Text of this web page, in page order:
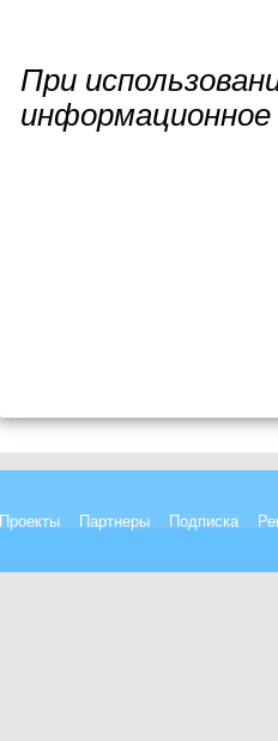
При
Проекты Партнеры Подписка